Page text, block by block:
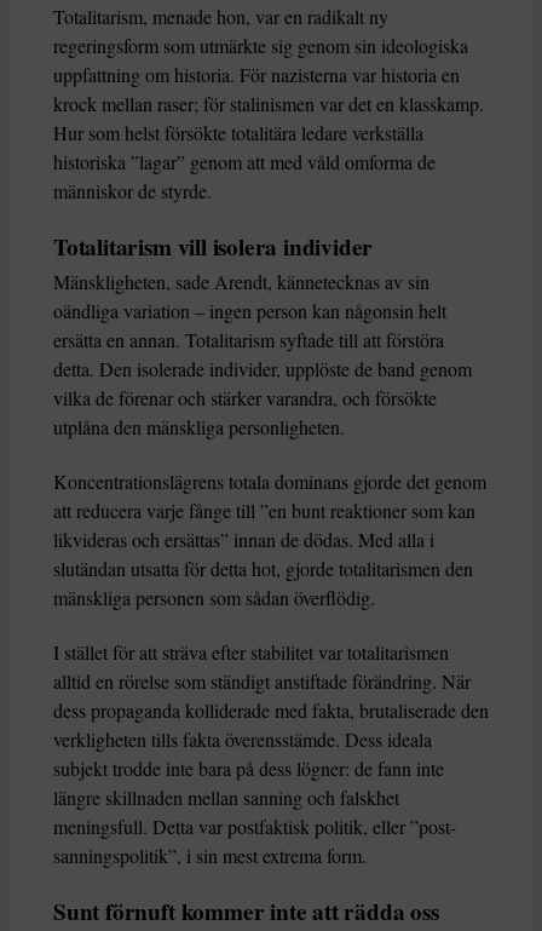
Totalitarism, menade hon, var en radikalt ny
regeringsform som utmärkte sig genom sin ideologiska
uppfattning om historia. För nazisterna var historia en
krock mellan raser; för stalinismen var det en klasskamp.
Hur som helst försökte totalitära ledare verkställa
historiska ”lagar” genom att med våld omforma de
människor de styrde.
Totalitarism vill isolera individer
Mänskligheten, sade Arendt, kännetecknas av sin
oändliga variation – ingen person kan någonsin helt
ersätta en annan. Totalitarism syftade till att förstöra
detta. Den isolerade individer, upplöste de band genom
vilka de förenar och stärker varandra, och försökte
utplåna den mänskliga personligheten.
Koncentrationslägrens totala dominans gjorde det genom
att reducera varje fånge till ”en bunt reaktioner som kan
likvideras och ersättas” innan de dödas. Med alla i
slutändan utsatta för detta hot, gjorde totalitarismen den
mänskliga personen som sådan överflödig.
I stället för att sträva efter stabilitet var totalitarismen
alltid en rörelse som ständigt anstiftade förändring. När
dess propaganda kolliderade med fakta, brutaliserade den
verkligheten tills fakta överensstämde. Dess ideala
subjekt trodde inte bara på dess lögner: de fann inte
längre skillnaden mellan sanning och falskhet
meningsfull. Detta var postfaktisk politik, eller ”post-
sanningspolitik”, i sin mest extrema form.
Sunt förnuft kommer inte att rädda oss